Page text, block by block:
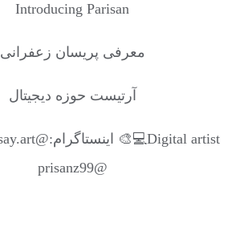
Introducing Parisan
معرفی پریسان زعفرانی
آرتیست حوزه دیجیتال
@prisanz99